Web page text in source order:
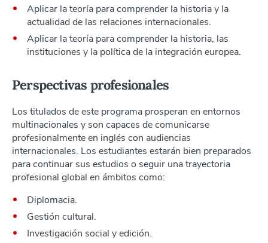
Aplicar la teoría para comprender la historia y la
actualidad de las relaciones internacionales.
Aplicar la teoría para comprender la historia, las
instituciones y la política de la integración europea.
Perspectivas profesionales
Los titulados de este programa prosperan en entornos
multinacionales y son capaces de comunicarse
profesionalmente en inglés con audiencias
internacionales. Los estudiantes estarán bien preparados
para continuar sus estudios o seguir una trayectoria
profesional global en ámbitos como:
Diplomacia.
Gestión cultural.
Investigación social y edición.